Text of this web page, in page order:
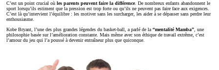
C’est un point crucial où les parents peuvent faire la différence. De nombreux enfants abandonnent le
sport lorsqu’ils estiment que la pression est trop forte ou qu’ils ne peuvent pas faire face aux exigences.
C’est là qu’intervient l’équilibre : les motiver sans les surcharger, les aider à se dépasser sans perdre leur
enthousiasme.
Kobe Bryant, l’une des plus grandes légendes du basket-ball, a parlé de la “mentalité Mamba” , une
philosophie basée sur l’amélioration constante. Mais même avec son éthique de travail extrême, c’est
l’amour du jeu qui l’a poussé à devenir entraîneur plus que quiconque.